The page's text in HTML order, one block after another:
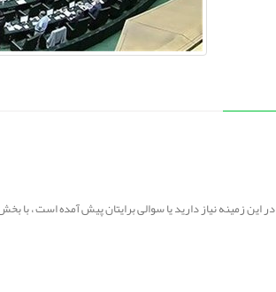
این زمینه نیاز دارید یا سوالی برایتان پیش آمده است ، با